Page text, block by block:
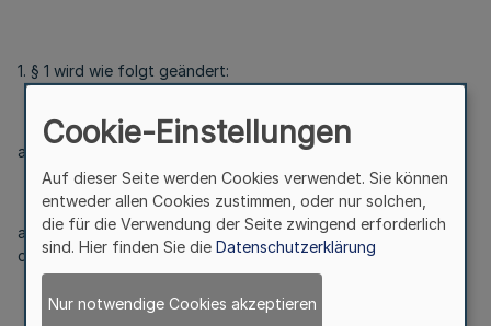
1. § 1 wird wie folgt geändert:
a) Absatz 1 wird wie folgt geändert:
aa) In Nummer 3 werden die Wörter „Schule für Kranke“ durch
das Wort „Klinikschule“ ersetzt.
Cookie-Einstellungen
Auf dieser Seite werden Cookies verwendet. Sie können
entweder allen Cookies zustimmen, oder nur solchen,
die für die Verwendung der Seite zwingend erforderlich
sind. Hier finden Sie die Datenschutzerklärung
Nur notwendige Cookies akzeptieren